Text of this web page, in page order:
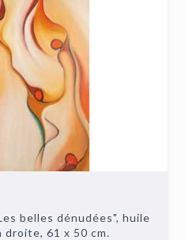
belles dénudées", huile
droite, 61 x 50 cm.